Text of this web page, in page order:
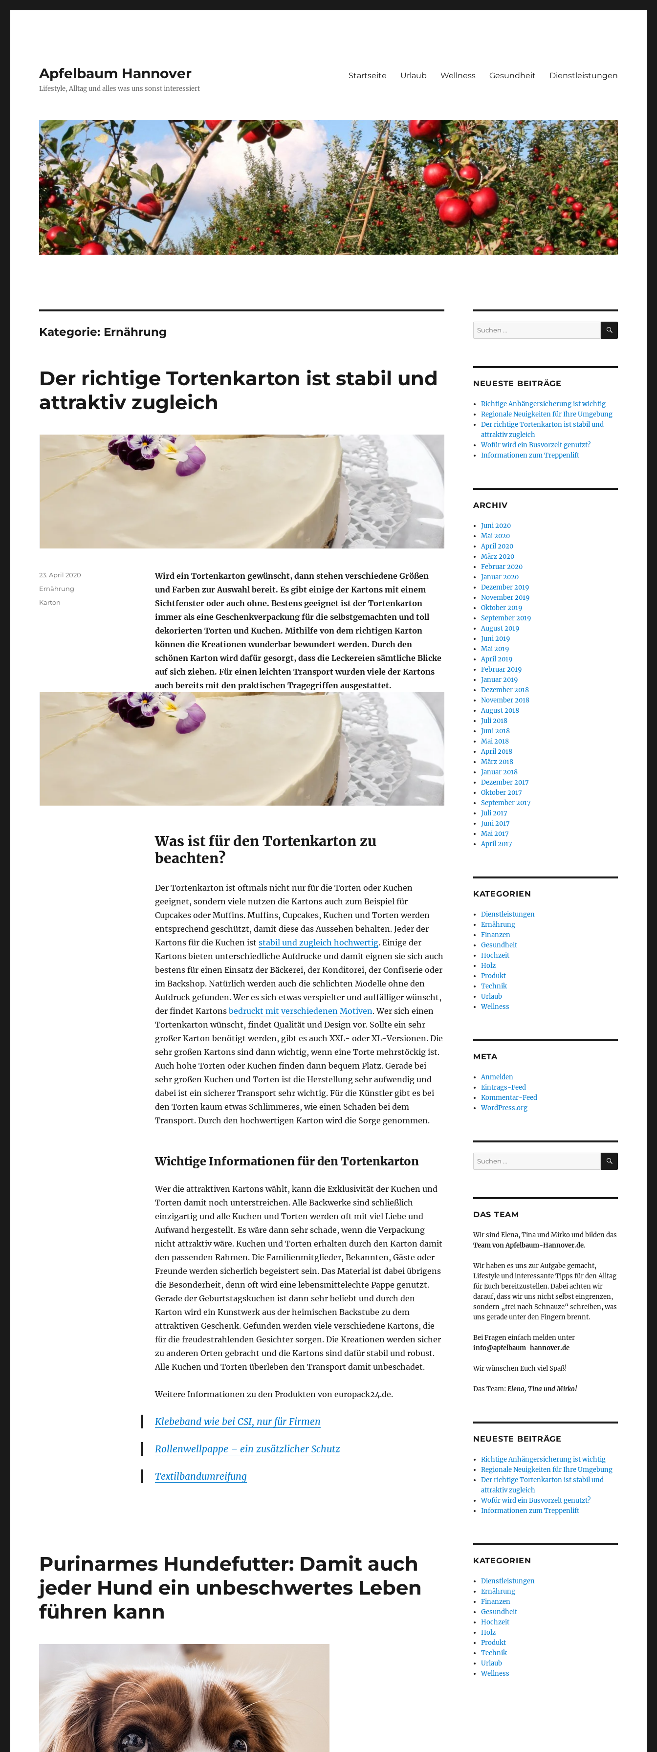
Apfelbaum Hannover
Lifestyle, Alltag und alles was uns sonst interessiert
Startseite Urlaub Wellness Gesundheit Dienstleistungen
Kategorie: Ernährung
Der richtige Tortenkarton ist stabil und
attraktiv zugleich
Wird ein Tortenkarton gewünscht, dann stehen verschiedene Größen
und Farben zur Auswahl bereit. Es gibt einige der Kartons mit einem
Sichtfenster oder auch ohne. Bestens geeignet ist der Tortenkarton
immer als eine Geschenkverpackung für die selbstgemachten und toll
dekorierten Torten und Kuchen. Mithilfe von dem richtigen Karton
können die Kreationen wunderbar bewundert werden. Durch den
schönen Karton wird dafür gesorgt, dass die Leckereien sämtliche Blicke
auf sich ziehen. Für einen leichten Transport wurden viele der Kartons
auch bereits mit den praktischen Tragegriffen ausgestattet.
Was ist für den Tortenkarton zu
beachten?
Der Tortenkarton ist oftmals nicht nur für die Torten oder Kuchen
geeignet, sondern viele nutzen die Kartons auch zum Beispiel für
Cupcakes oder Muffins. Muffins, Cupcakes, Kuchen und Torten werden
entsprechend geschützt, damit diese das Aussehen behalten. Jeder der
Kartons für die Kuchen ist stabil und zugleich hochwertig. Einige der
Kartons bieten unterschiedliche Aufdrucke und damit eignen sie sich auch
bestens für einen Einsatz der Bäckerei, der Konditorei, der Confiserie oder
im Backshop. Natürlich werden auch die schlichten Modelle ohne den
Aufdruck gefunden. Wer es sich etwas verspielter und auffälliger wünscht,
der findet Kartons bedruckt mit verschiedenen Motiven. Wer sich einen
Tortenkarton wünscht, findet Qualität und Design vor. Sollte ein sehr
großer Karton benötigt werden, gibt es auch XXL- oder XL-Versionen. Die
sehr großen Kartons sind dann wichtig, wenn eine Torte mehrstöckig ist.
Auch hohe Torten oder Kuchen finden dann bequem Platz. Gerade bei
sehr großen Kuchen und Torten ist die Herstellung sehr aufwendig und
dabei ist ein sicherer Transport sehr wichtig. Für die Künstler gibt es bei
den Torten kaum etwas Schlimmeres, wie einen Schaden bei dem
Transport. Durch den hochwertigen Karton wird die Sorge genommen.
Wichtige Informationen für den Tortenkarton
Wer die attraktiven Kartons wählt, kann die Exklusivität der Kuchen und
Torten damit noch unterstreichen. Alle Backwerke sind schließlich
einzigartig und alle Kuchen und Torten werden oft mit viel Liebe und
Aufwand hergestellt. Es wäre dann sehr schade, wenn die Verpackung
nicht attraktiv wäre. Kuchen und Torten erhalten durch den Karton damit
den passenden Rahmen. Die Familienmitglieder, Bekannten, Gäste oder
Freunde werden sicherlich begeistert sein. Das Material ist dabei übrigens
die Besonderheit, denn oft wird eine lebensmittelechte Pappe genutzt.
Gerade der Geburtstagskuchen ist dann sehr beliebt und durch den
Karton wird ein Kunstwerk aus der heimischen Backstube zu dem
attraktiven Geschenk. Gefunden werden viele verschiedene Kartons, die
für die freudestrahlenden Gesichter sorgen. Die Kreationen werden sicher
zu anderen Orten gebracht und die Kartons sind dafür stabil und robust.
Alle Kuchen und Torten überleben den Transport damit unbeschadet.
Weitere Informationen zu den Produkten von europack24.de.
Klebeband wie bei CSI, nur für Firmen
Rollenwellpappe – ein zusätzlicher Schutz
Textilbandumreifung
Veröffentlicht
23. April 2020
Kategorien
Ernährung
Schlagwörter
Karton
Purinarmes Hundefutter: Damit auch
jeder Hund ein unbeschwertes Leben
führen kann
Suchen
nach:
SUCHEN
NEUESTE BEITRÄGE
Richtige Anhängersicherung ist wichtig
Regionale Neuigkeiten für Ihre Umgebung
Der richtige Tortenkarton ist stabil und
attraktiv zugleich
Wofür wird ein Busvorzelt genutzt?
Informationen zum Treppenlift
ARCHIV
Juni 2020
Mai 2020
April 2020
März 2020
Februar 2020
Januar 2020
Dezember 2019
November 2019
Oktober 2019
September 2019
August 2019
Juni 2019
Mai 2019
April 2019
Februar 2019
Januar 2019
Dezember 2018
November 2018
August 2018
Juli 2018
Juni 2018
Mai 2018
April 2018
März 2018
Januar 2018
Dezember 2017
Oktober 2017
September 2017
Juli 2017
Juni 2017
Mai 2017
April 2017
KATEGORIEN
Dienstleistungen
Ernährung
Finanzen
Gesundheit
Hochzeit
Holz
Produkt
Technik
Urlaub
Wellness
META
Anmelden
Eintrags-Feed
Kommentar-Feed
WordPress.org
Suchen
nach:
SUCHEN
DAS TEAM
Wir sind Elena, Tina und Mirko und bilden das
Team von Apfelbaum-Hannover.de.
Wir haben es uns zur Aufgabe gemacht,
Lifestyle und interessante Tipps für den Alltag
für Euch bereitzustellen. Dabei achten wir
darauf, dass wir uns nicht selbst eingrenzen,
sondern „frei nach Schnauze“ schreiben, was
uns gerade unter den Fingern brennt.
Bei Fragen einfach melden unter
info@apfelbaum-hannover.de
Wir wünschen Euch viel Spaß!
Das Team: Elena, Tina und Mirko!
NEUESTE BEITRÄGE
Richtige Anhängersicherung ist wichtig
Regionale Neuigkeiten für Ihre Umgebung
Der richtige Tortenkarton ist stabil und
attraktiv zugleich
Wofür wird ein Busvorzelt genutzt?
Informationen zum Treppenlift
KATEGORIEN
Dienstleistungen
Ernährung
Finanzen
Gesundheit
Hochzeit
Holz
Produkt
Technik
Urlaub
Wellness